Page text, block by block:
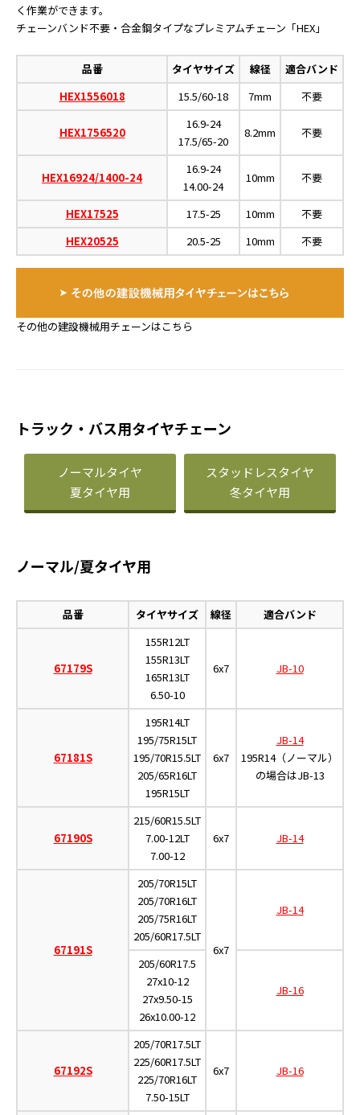
く作業ができます。
チェーンバンド不要・合金鋼タイプなプレミアムチェーン「HEX」
品番 タイヤサイズ 線径
適合バンド
HEX1556018
15.5/60-18 7mm 不要
HEX1756520
16.9-24
17.5/65-20
8.2mm 不要
HEX16924/1400-24
16.9-24
14.00-24
10mm 不要
HEX17525 17.5-25 10mm
不要
HEX20525
20.5-25 10mm 不要
その他の建設機械用チェーンはこちら
トラック・バス用タイヤチェーン
ノーマルタイヤ
夏タイヤ用
スタッドレスタイヤ
冬タイヤ用
ノーマル/夏タイヤ用
品番 タイヤサイズ 線径 適合バンド
67179S
155R12LT
155R13LT
165R13LT
6.50-10
6x7 JB-10
67181S
195R14LT
195/75R15LT
195/70R15.5LT
205/65R16LT
195R15LT
6x7
JB-14
195R14（ノーマル）
の場合はJB-13
67190S
215/60R15.5LT
7.00-12LT
7.00-12
6x7 JB-14
67191S
205/70R15LT
205/70R16LT
205/75R16LT
205/60R17.5LT
6x7
JB-14
205/60R17.5
27x10-12
27x9.50-15
26x10.00-12
JB-16
67192S
205/70R17.5LT
225/60R17.5LT
225/70R16LT
7.50-15LT
6x7 JB-16